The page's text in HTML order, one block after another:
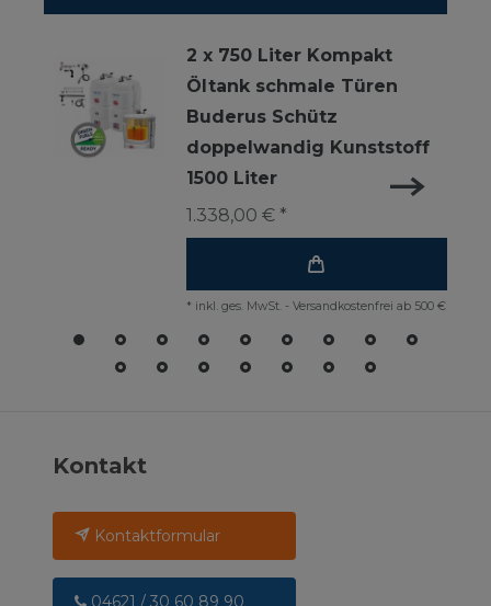
2 x 750 Liter Kompakt
Öltank schmale Türen
Buderus Schütz
doppelwandig Kunststoff
1500 Liter
1.338,00 € *
* inkl. ges. MwSt. - Versandkostenfrei ab 500 €
Kontakt
Kontaktformular
04621 / 30 60 89 90